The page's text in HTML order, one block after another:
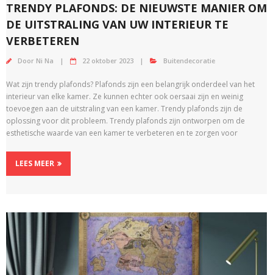
TRENDY PLAFONDS: DE NIEUWSTE MANIER OM
DE UITSTRALING VAN UW INTERIEUR TE
VERBETEREN
Door Ni Na 22 oktober 2023 Buitendecoratie
Wat zijn trendy plafonds? Plafonds zijn een belangrijk onderdeel van het
interieur van elke kamer. Ze kunnen echter ook oersaai zijn en weinig
toevoegen aan de uitstraling van een kamer. Trendy plafonds zijn de
oplossing voor dit probleem. Trendy plafonds zijn ontworpen om de
esthetische waarde van een kamer te verbeteren en te zorgen voor
LEES MEER